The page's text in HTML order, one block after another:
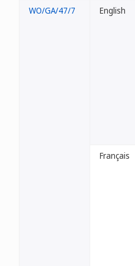
WO/GA/47/7 English
Français